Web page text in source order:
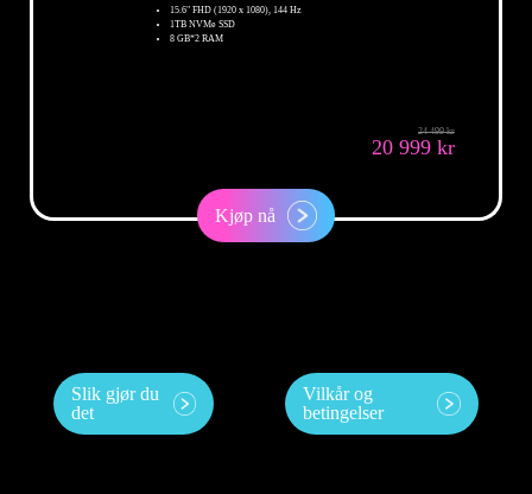
15.6" FHD (1920 x 1080), 144 Hz
1TB NVMe SSD
8 GB*2 RAM
24 499 kr
20 999 kr
Kjøp nå
Slik gjør du
det
Vilkår og
betingelser